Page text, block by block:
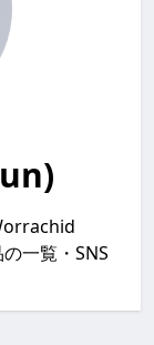
一覧・SNS